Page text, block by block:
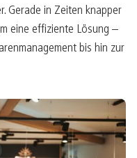
Gerade in Zeiten knapper
eine effiziente Lösung –
bis hin zur